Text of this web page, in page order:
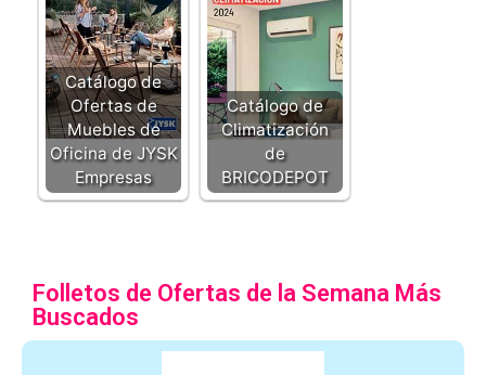
Catálogo de
Ofertas de
Muebles de
Oficina de JYSK
Empresas
Catálogo de
Climatización
de
BRICODEPOT
Folletos de Ofertas de la Semana Más
Buscados